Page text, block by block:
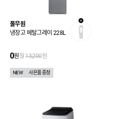
풀무원
냉장고 메탈그레이 228L
0원월13,200원
NEW 사은품 증정